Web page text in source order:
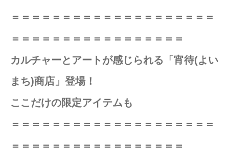
＝＝＝＝＝＝＝＝＝＝＝＝＝＝＝＝＝＝＝＝
＝＝＝＝＝＝＝＝＝＝＝＝＝＝＝＝＝
カルチャーとアートが感じられる「宵待(よい
まち)商店」登場！
ここだけの限定アイテムも
＝＝＝＝＝＝＝＝＝＝＝＝＝＝＝＝＝＝＝＝
＝＝＝＝＝＝＝＝＝＝＝＝＝＝＝＝＝